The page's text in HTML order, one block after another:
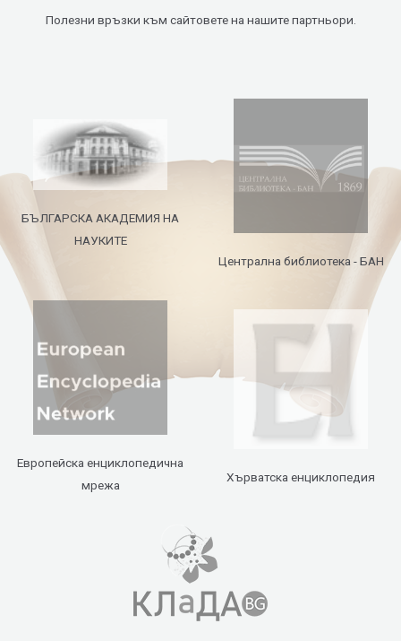
Полезни връзки към сайтовете на нашите партньори.
БЪЛГАРСКА АКАДЕМИЯ НА
НАУКИТЕ
Централна библиотека - БАН
Европейска енциклопедична
мрежа
Хърватска енциклопедия